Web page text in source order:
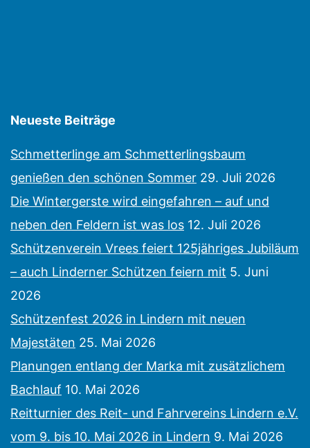
Neueste Beiträge
Schmetterlinge am Schmetterlingsbaum
genießen den schönen Sommer 29. Juli 2026
Die Wintergerste wird eingefahren – auf und
neben den Feldern ist was los 12. Juli 2026
Schützenverein Vrees feiert 125jähriges Jubiläum
– auch Linderner Schützen feiern mit 5. Juni
2026
Schützenfest 2026 in Lindern mit neuen
Majestäten 25. Mai 2026
Planungen entlang der Marka mit zusätzlichem
Bachlauf 10. Mai 2026
Reitturnier des Reit- und Fahrvereins Lindern e.V.
vom 9. bis 10. Mai 2026 in Lindern 9. Mai 2026